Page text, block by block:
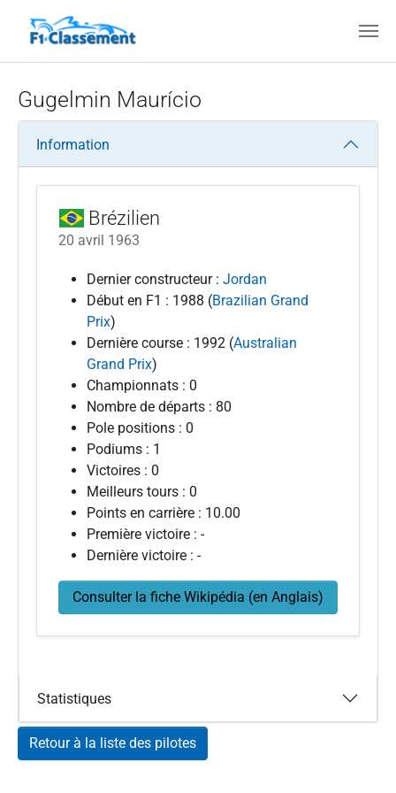
Gugelmin Maurício
Information
Brézilien
20 avril 1963
Dernier constructeur : Jordan
Début en F1 : 1988 (Brazilian Grand
Prix)
Dernière course : 1992 (Australian
Grand Prix)
Championnats : 0
Nombre de départs : 80
Pole positions : 0
Podiums : 1
Victoires : 0
Meilleurs tours : 0
Points en carrière : 10.00
Première victoire : -
Dernière victoire : -
Consulter la fiche Wikipédia (en Anglais)
Statistiques
Retour à la liste des pilotes